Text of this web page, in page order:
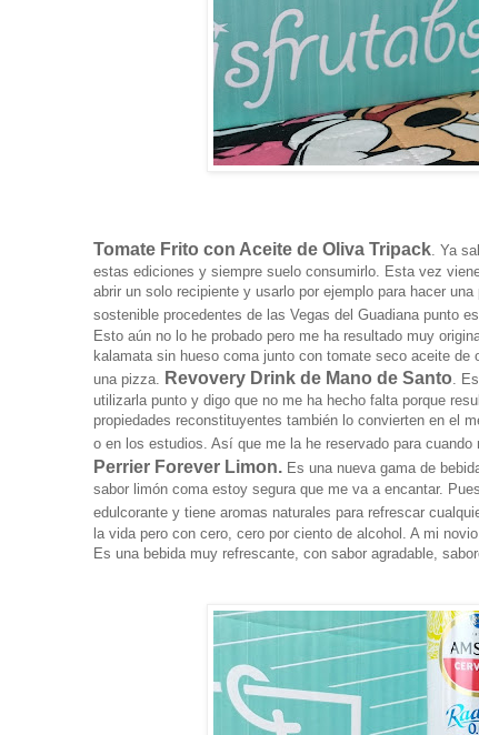
Tomate Frito con Aceite de Oliva Tripack . Ya
estas ediciones y siempre suelo consumirlo. Esta vez
abrir un solo recipiente y usarlo por ejemplo para hacer
sostenible procedentes de las Vegas del Guadiana punto
Esto aún no lo he probado pero me ha resultado muy
kalamata sin hueso coma junto con tomate seco aceite
una pizza.
Revovery Drink de Mano de Santo .
utilizarla punto y digo que no me ha hecho falta porque
propiedades reconstituyentes también lo convierten en el
o en los estudios. Así que me la he reservado para
Perrier Forever Limon. Es una nueva gama de
sabor limón coma estoy segura que me va a encantar.
edulcorante y tiene aromas naturales para refrescar
la vida pero con cero, cero por ciento de alcohol. A mi
Es una bebida muy refrescante, con sabor agradable,